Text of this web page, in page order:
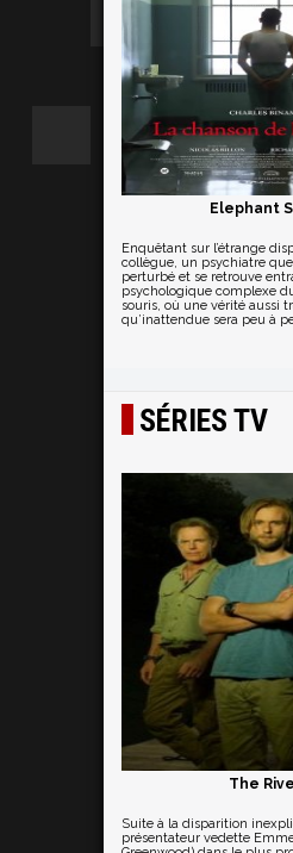
Elephant
Enquêtant sur l’étrange
collègue, un psychiatre
perturbé et se retrouve
psychologique complexe
souris, où une vérité aussi
qu’inattendue sera peu à
SÉRIES TV
The
Suite à la disparition
présentateur vedette